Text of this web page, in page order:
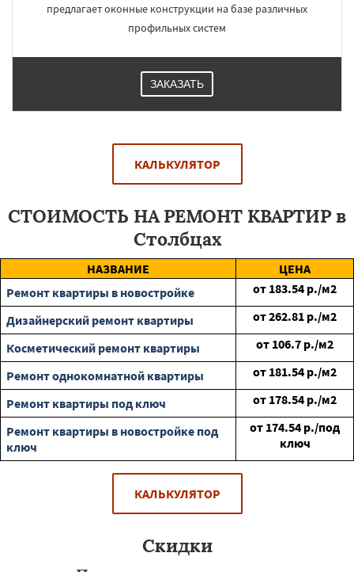
предлагает оконные конструкции на базе различных
профильных систем
ЗАКАЗАТЬ
КАЛЬКУЛЯТОР
СТОИМОСТЬ НА РЕМОНТ КВАРТИР в
Столбцах
НАЗВАНИЕ
ЦЕНА
Ремонт квартиры в новостройке
от 183.54 р./м2
Дизайнерский ремонт квартиры
от262.81 р./м2
Косметический ремонт квартиры
от 106.7 р./м2
Ремонт однокомнатной квартиры
от 181.54 р./м2
Ремонт квартиры под ключ
от 178.54 р./м2
Ремонт квартиры в новостройке под
ключ
от 174.54 р./под
ключ
КАЛЬКУЛЯТОР
Скидки